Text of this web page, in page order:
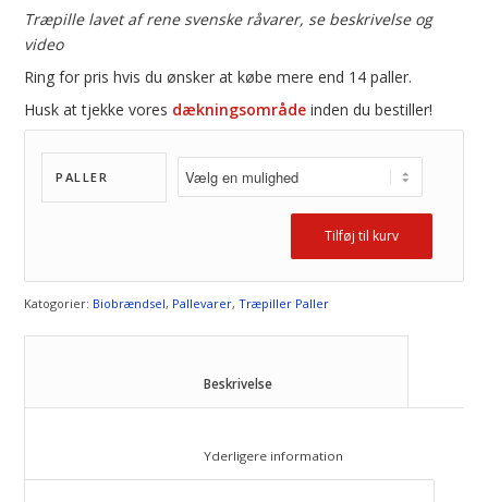
Træpille lavet af rene svenske råvarer, se beskrivelse og
video
Ring for pris hvis du ønsker at købe mere end 14 paller.
Husk at tjekke vores dækningsområde inden du bestiller!
PALLER
Tilføj til kurv
Katogorier: Biobrændsel, Pallevarer,Træpiller Paller